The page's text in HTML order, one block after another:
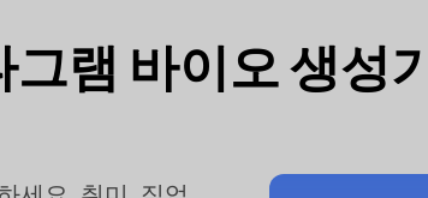
램 바이오 생성